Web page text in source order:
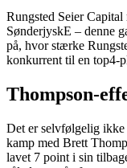
Rungsted Seier
SønderjyskE – denne
på, hvor stærke
konkurrent til en top4-
Thompson-
Det er selvfølgelig ikke
kamp med Brett
lavet 7 point i sin